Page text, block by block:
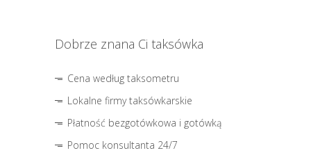
Dobrze znana Ci taksówka
Cena według taksometru
Lokalne firmy taksówkarskie
Płatność bezgotówkowa i gotówką
Pomoc konsultanta 24/7